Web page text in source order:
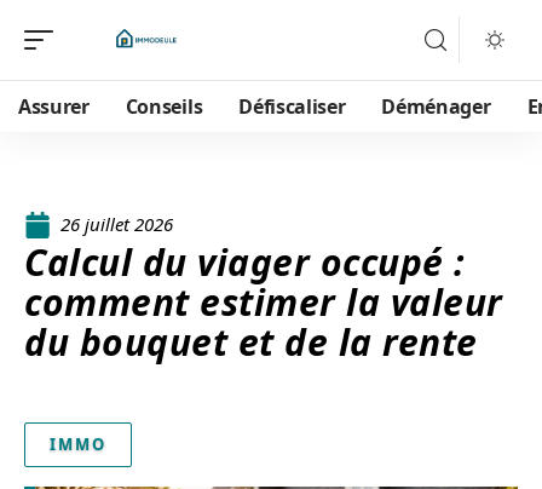
Assurer Conseils Défiscaliser Déménager
26 juillet 2026
Calcul du viager occupé :
comment estimer la valeur
du bouquet et de la rente
IMMO